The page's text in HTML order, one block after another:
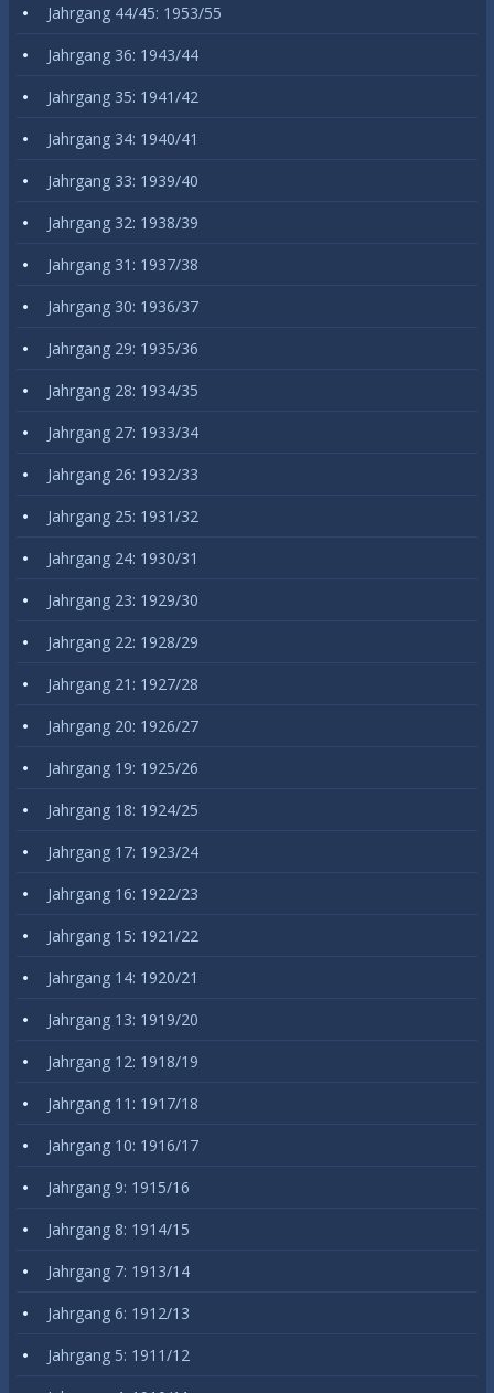
Jahrgang 44/45: 1953/55
Jahrgang 36: 1943/44
Jahrgang 35: 1941/42
Jahrgang 34: 1940/41
Jahrgang 33: 1939/40
Jahrgang 32: 1938/39
Jahrgang 31: 1937/38
Jahrgang 30: 1936/37
Jahrgang 29: 1935/36
Jahrgang 28: 1934/35
Jahrgang 27: 1933/34
Jahrgang 26: 1932/33
Jahrgang 25: 1931/32
Jahrgang 24: 1930/31
Jahrgang 23: 1929/30
Jahrgang 22: 1928/29
Jahrgang 21: 1927/28
Jahrgang 20: 1926/27
Jahrgang 19: 1925/26
Jahrgang 18: 1924/25
Jahrgang 17: 1923/24
Jahrgang 16: 1922/23
Jahrgang 15: 1921/22
Jahrgang 14: 1920/21
Jahrgang 13: 1919/20
Jahrgang 12: 1918/19
Jahrgang 11: 1917/18
Jahrgang 10: 1916/17
Jahrgang 9: 1915/16
Jahrgang 8: 1914/15
Jahrgang 7: 1913/14
Jahrgang 6: 1912/13
Jahrgang 5: 1911/12